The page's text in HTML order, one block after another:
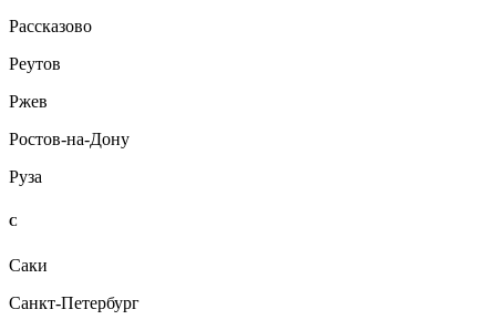
Рассказово
Реутов
Ржев
Ростов-на-Дону
Руза
С
Саки
Санкт-Петербург